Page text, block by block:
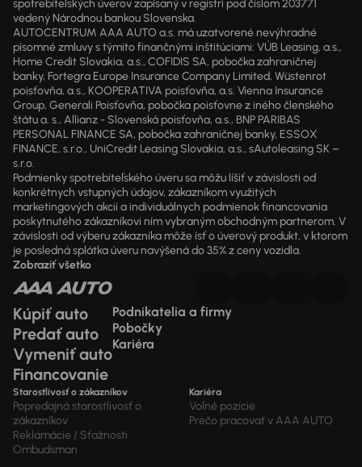
spotrebiteľských úverov zapísaný v registri pod číslom 203771
vedený Národnou bankou Slovenska.
AUTOCENTRUM AAA AUTO a.s. má uzatvorené nevýhradné
písomné zmluvy s týmito finančnými inštitúciami: VÚB Leasing, a.s.,
Home Credit Slovakia, a.s., COFIDIS SA, pobočka zahraničnej
banky, Fortegra Europe Insurance Company Limited, Wüstenrot
poisťovňa, a.s., KOOPERATIVA poisťovňa, a.s. Vienna Insurance
Group, Generali Poisťovňa, pobočka poisťovne z iného členského
štátu a. s., Allianz - Slovenská poisťovňa, a.s., BNP PARIBAS
PERSONAL FINANCE SA, pobočka zahraničnej banky, ESSOX
FINANCE, s.r.o., UniCredit Leasing Slovakia, a.s., sAutoleasing SK –
s.r.o.
Podmienky spotrebiteľského úveru sa môžu líšiť v závislosti od
konkrétnych vstupných údajov, zákazníkom využitých
marketingových akcií a individuálnych podmienok financovania
poskytnutého zákazníkovi ním vybraným obchodným partnerom. V
závislosti od výberu zákazníka môže ísť o úverový produkt, v ktorom
je posledná splátka úveru navýšená do 35% z ceny vozidla.
Zobraziť všetko
Kúpiť auto
Predať auto
Vymeniť auto
Financovanie
Podnikatelia a firmy
Pobočky
Kariéra
Starostlivosť o zákazníkov
Popredajná starostlivosť o
zákazníkov
Reklamácie / Sťažnosti
Ombudsman
Kariéra
Voľné pozície
Prečo pracovať v AAA AUTO